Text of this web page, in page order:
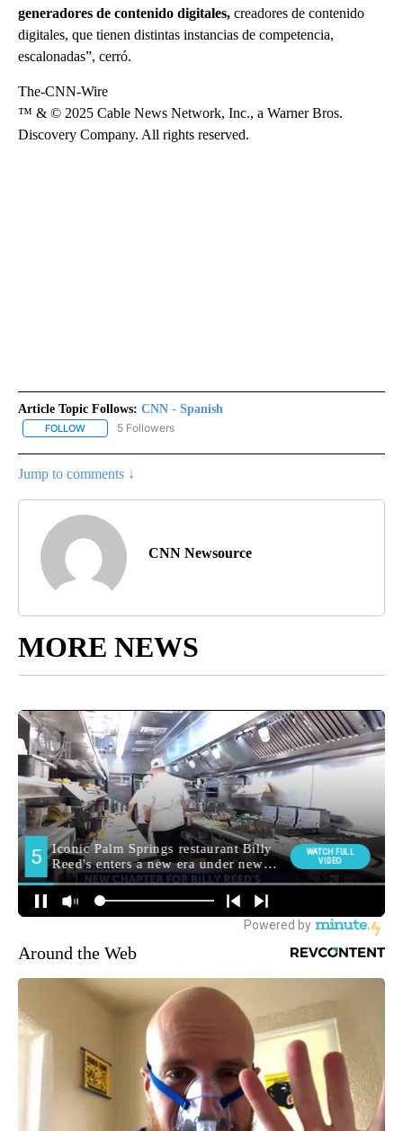
generadores de contenido digitales, creadores de contenido
digitales, que tienen distintas instancias de competencia,
escalonadas”, cerró.
The-CNN-Wire
™ & © 2025 Cable News Network, Inc., a Warner Bros.
Discovery Company. All rights reserved.
Article Topic Follows: CNN - Spanish
FOLLOW FOLLOW "CNN - SPANISH" TO RECEIVE NOTIFICATIONS ABOUT
5 Followers
Jump to comments ↓
CNN Newsource
MORE NEWS
Around the Web